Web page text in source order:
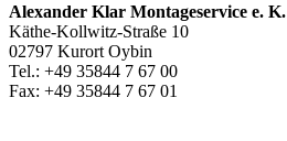
Alexander Klar Montageservice e. K.
Käthe-Kollwitz-Straße 10
02797 Kurort Oybin
Tel.: +49 35844 7 67 00
Fax: +49 35844 7 67 01